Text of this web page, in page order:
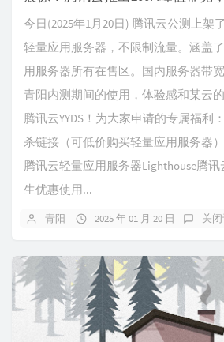
今日(2025年1月20日) 腾讯云公测上架
轻量应用服务器，不限制流量。涵盖
用服务器所有在售区。国内服务器带
青阳内测期间的使用，体验感和某云
腾讯云YYDS！为大家申请的专属福利
杀链接（可低价购买轻量应用服务器
腾讯云轻量应用服务器Lighthouse腾
生优惠使用...
青阳 2025 年 01 月 20 日 关